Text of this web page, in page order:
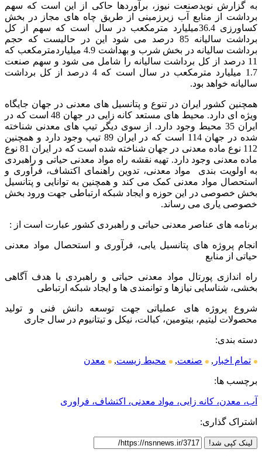
به گزارش نویدصنعت نیوز، برآوردها حاکی از این است که سهم
برداشت از منابع آب زیرزمینی از طریق چاه های مجاز در بخش
کساورزی 36.4میلیارد مترمکعب در سال است که سهم از کل
برداشت سالیانه 85 درصد می شود این در حالیست که حجم
برداشت سالیانه در بخش شرب و بهداشت 4.9 میلیاردمترمکعب که
11 درصد از کل برداشت سالیانه را شامل می شود و سهم صنعت
1.7 میلیارد مترمکعب در سال است که 4 درصد از کل برداشت
سالیانه خواهد بود.
همچنین کشور ایران در تنوع و پتانسیل های معدنی در جهان جایگاه
ویژه ای دارد. محیط های مستعد کانه زایی در جهان 48 است که در
ایران 35 محیط وجود دارد. از سوی دیگر تیپ های معدنی شناخته
شده در جهان 114 است که در ایران 89 تیپ وجود دارد و همچنین
112 نوع ماده معدنی در جهان شناخته شده است که در ایران 81 نوع
ماده معدنی وجود دارد. تهیه نقشه راه مواد معدنی حیاتی و راهبردی
به اولویت بندی مواد معدنی، تدوین راهنمای اکتشاف، فرآوری و
استحصال مواد معدنی کمک می کند و همچنین به توانایی و پتانسیل
بخش خصوصی در این حوزه و ایجاد شبکه ارتباطی جهت ورود بخش
خصوصی یاری می رساند.
برنامه های عناصر معدنی حیاتی و راهبردی کشور عبارت است از :
انجام پروژه های پتانسیل یابی، فرآوری و استحصال مواد معدنی
حیاتی از منابع
راه اندازی پورتال مواد معدنی حیاتی و راهبردی با هدف آگاهی
بخشی، شناسایی نیازها و توانمندی ها و ایجاد شبکه ارتباطی
شروع پروژه های عملیاتی جهت توسعه دانش فنی و تولید
محصولات لیتیم، بیتومین، کبالت، نیکل و تیتانیوم در سال جاری
دسته بندی:
تمام اخبار , صنعت, محیط زیست, معدن
برچسب ها:
آب، معدن، کانه زایی، مواد معدنی، اکتشاف، فراوری
اشتراک گذاری:
لینک کپی شد!